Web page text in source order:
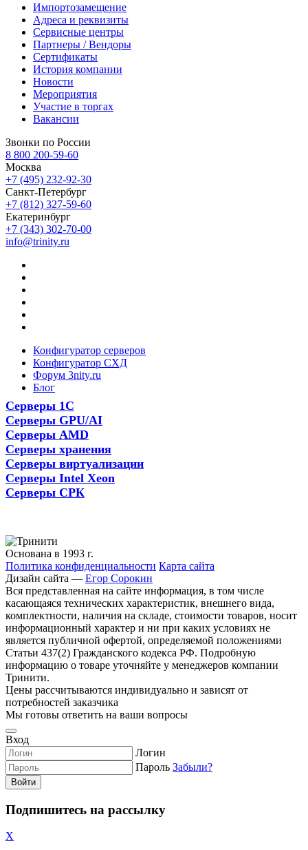
Импортозамещение
Адреса и реквизиты
Сервисные центры
Партнеры / Вендоры
Сертификаты
История компании
Новости
Мероприятия
Участие в торгах
Вакансии
Звонки по России
8 800 200-59-60
Москва
+7 (495) 232-92-30
Санкт-Петербург
+7 (812) 327-59-60
Екатеринбург
+7 (343) 302-70-00
info@trinity.ru
Конфигуратор серверов
Конфигуратор СХД
Форум 3nity.ru
Блог
Серверы 1С
Серверы GPU/AI
Серверы AMD
Серверы хранения
Серверы виртуализации
Серверы Intel Xeon
Серверы СРК
Основана в 1993 г.
Политика конфиденциальности Карта сайта
Дизайн сайта — Егор Сорокин
Вся представленная на сайте информация, в том числе
касающаяся технических характеристик, внешнего вида,
комплектности, наличия на складе, стоимости товаров, носит
информационный характер и ни при каких условиях не
является публичной офертой, определяемой положениями
Статьи 437(2) Гражданского кодекса РФ. Подробную
информацию о товаре уточняйте у менеджеров компании
Тринити.
Цены рассчитываются индивидуально и зависят от
потребностей заказчика
Мы готовы ответить на ваши вопросы
Вход
Логин
Пароль Забыли?
Войти
Подпишитесь на рассылку
X